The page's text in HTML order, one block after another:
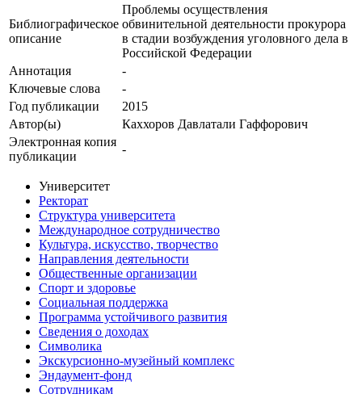
Библиографическое
описание
Проблемы осуществления
обвинительной деятельности прокурора
в стадии возбуждения уголовного дела в
Российской Федерации
Аннотация
-
Ключевые cлова
-
Год публикации
2015
Автор(ы)
Каххоров Давлатали Гаффорович
Электронная копия
публикации
-
Университет
Ректорат
Структура университета
Международное сотрудничество
Культура, искусство, творчество
Направления деятельности
Общественные организации
Спорт и здоровье
Социальная поддержка
Программа устойчивого развития
Сведения о доходах
Символика
Экскурсионно-музейный комплекс
Эндаумент-фонд
Сотрудникам